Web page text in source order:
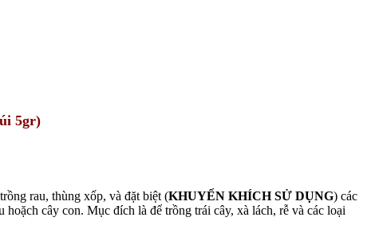
5gr)
rau, thùng xốp, và đặt biệt (KHUYẾN KHÍCH SỬ DỤNG) các
cây con. Mục đích là để trồng trái cây, xà lách, rễ và các loại